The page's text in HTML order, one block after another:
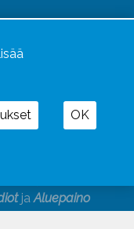
jaAluepaino
OK